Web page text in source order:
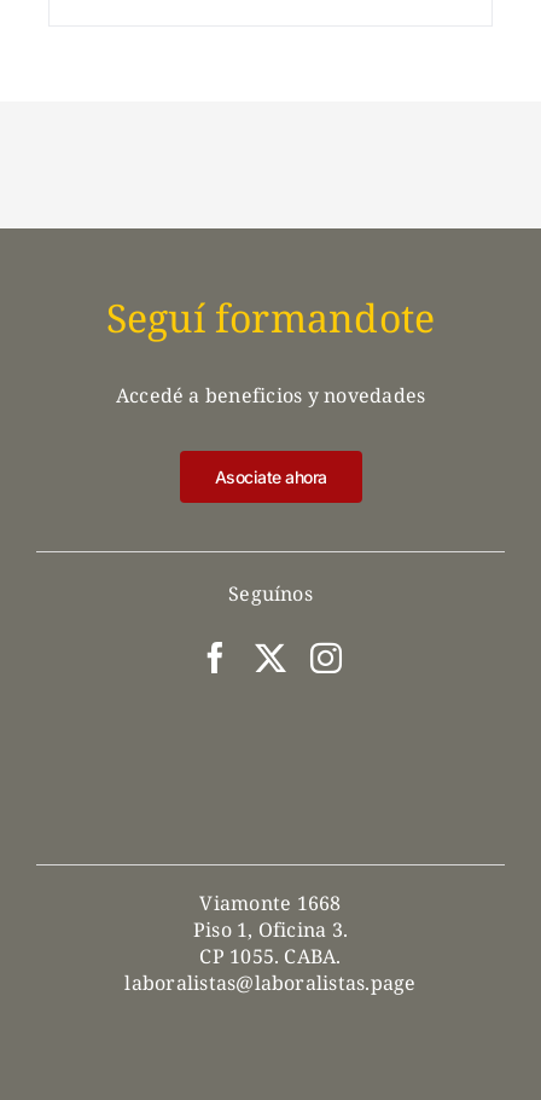
Viamonte 1668
Piso 1, Oficina 3.
CP 1055. CABA.
laboralistas@laboralistas.page
Seguínos
Seguí formandote
Accedé a beneficios y novedades
Asociate ahora